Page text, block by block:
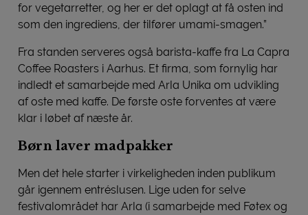
for vegetarretter, og her er det oplagt at få osten ind
som den ingrediens, der tilfører umami-smagen.”
Fra standen serveres også barista-kaffe fra La Capra
Coffee Roasters i Aarhus. Et firma, som fornylig har
indledt et samarbejde med Arla Unika om udvikling
af oste med kaffe. De første oste forventes at være
klar i løbet af næste år.
Børn laver madpakker
Men det hele starter i virkeligheden inden publikum
går igennem entréslusen. Lige uden for selve
festivalområdet har Arla (i samarbejde med Føtex og